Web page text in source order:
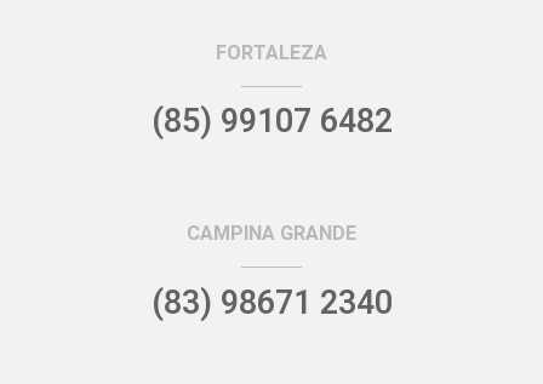
FORTALEZA
(85) 99107 6482
CAMPINA GRANDE
(83) 98671 2340